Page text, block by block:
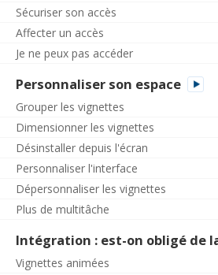
Sécuriser son accès
Affecter un accès
Je ne peux pas accéder
Personnaliser son espace
Grouper les vignettes
Dimensionner les vignettes
Désinstaller depuis l'écran
Personnaliser l'interface
Dépersonnaliser les vignettes
Plus de multitâche
Intégration : est-on obligé de
Vignettes animées